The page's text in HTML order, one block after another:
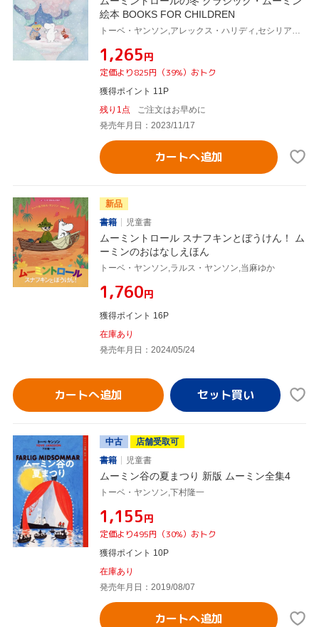
絵本 BOOKS FOR CHILDREN
¥1,265円
定価より825円（39%）おトク
獲得ポイント 11P
残り1点
ご注文はお早めに
発売年月日：2023/11/17
カートへ追加
新品
書籍
児童書
ムーミントロール スナフキンとぼうけん！ ム
ーミンのおはなしえほん
トーベ・ヤンソン,ラルス・ヤンソン,当麻ゆか
¥1,760円
獲得ポイント 16P
在庫あり
発売年月日：2024/05/24
カートへ追加
中古
店舗受取可
書籍
児童書
ムーミン谷の夏まつり 新版 ムーミン全集4
トーベ・ヤンソン,下村隆一
¥1,155円
定価より495円（30%）おトク
獲得ポイント 10P
在庫あり
発売年月日：2019/08/07
カートへ追加